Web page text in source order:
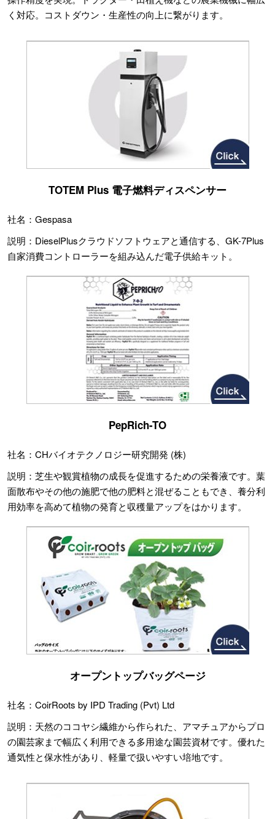
く対応。コストダウン・生産性の向上に繋がります。
TOTEM Plus 電子燃料ディスペンサー
社名：Gespasa
説明：DieselPlusクラウドソフトウェアと通信する、GK-7Plus
自家消費コントローラーを組み込んだ電子供給キット。
PepRich-TO
社名：CHバイオテクノロジー研究開発 (株)
説明：芝生や観賞植物の成長を促進するための栄養液です。葉
面散布やその他の施肥で他の肥料と混ぜることもでき、養分利
用効率を高めて植物の発育と収穫量アップをはかります。
オープントップバッグページ
社名：CoirRoots by IPD Trading (Pvt) Ltd
説明：天然のココヤシ繊維から作られた、アマチュアからプロ
の園芸家まで幅広く利用できる多用途な園芸資材です。優れた
通気性と保水性があり、軽量で扱いやすい培地です。